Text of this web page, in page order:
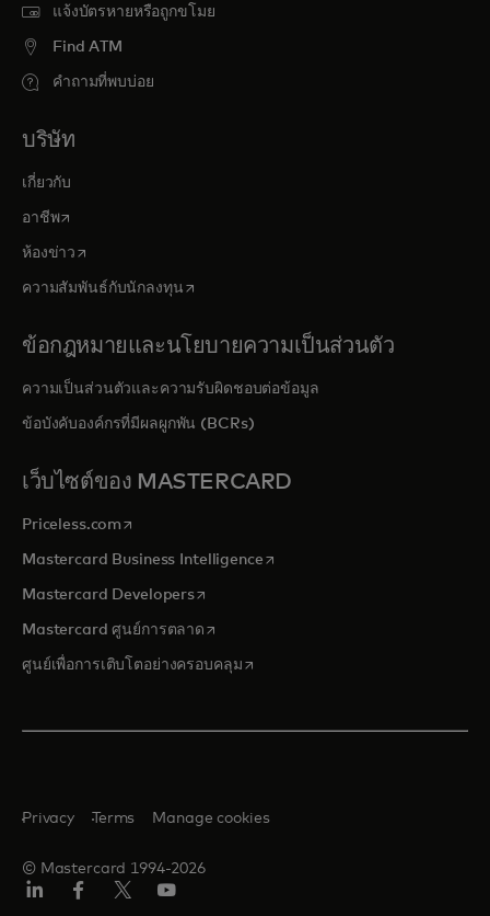
แจ้งบัตรหายหรือถูกขโมย
Find ATM
คำถามที่พบบ่อย
บริษัท
เกี่ยวกับ
อาชีพopens in a new tab
ห้องข่าว opens in a new tab
ความสัมพันธ์กับนักลงทุน opens in a new tab
ข้อกฎหมายและนโยบายความเป็นส่วนตัว
ความเป็นส่วนตัวและความรับผิดชอบต่อข้อมูล
ข้อบังคับองค์กรที่มีผลผูกพัน (BCRs)
เว็บไซต์ของ MASTERCARD
Priceless.com opens in a new tab
Mastercard Business Intelligenceopens in a new tab
Mastercard Developersopens in a new tab
Mastercard ศูนย์การตลาด opens in a new tab
ศูนย์เพื่อการเติบโตอย่างครอบคลุมopens in a new tab
© Mastercard 1994-2026
Privacy Terms Manage cookies